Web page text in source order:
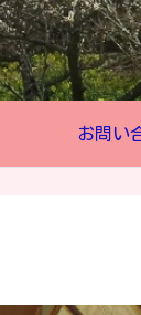
お問い